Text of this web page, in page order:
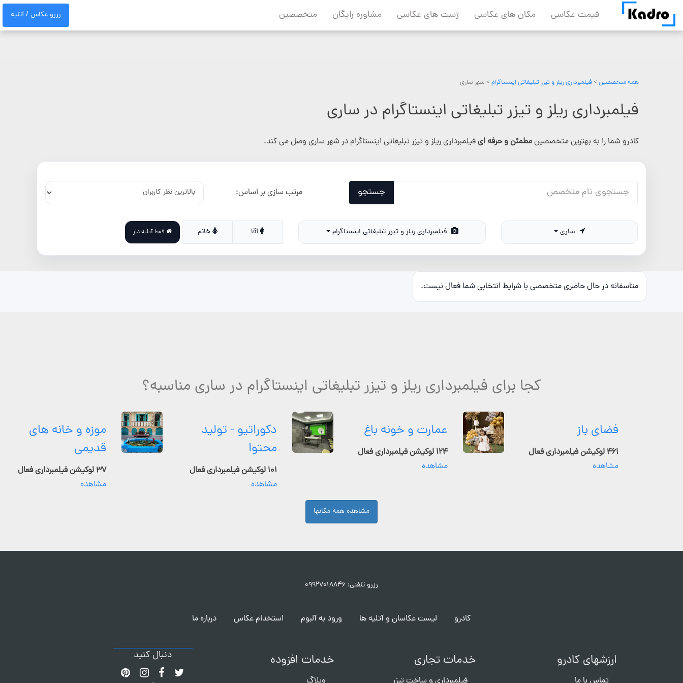
content
قیمت عکاسی مکان های عکاسی ژست های عکاسی مشاوره رایگان متخصصین رزرو عکاس / آتلیه
همه متخصصین >فیلمبرداری ریلز و تیزر تبلیغاتی اینستاگرام > شهر ساری
فیلمبرداری ریلز و تیزر تبلیغاتی اینستاگرام در ساری
کادرو شما را به بهترین متخصصینمطمئن و حرفه ایفیلمبرداری ریلز و تیزر تبلیغاتی اینستاگرام در شهر ساری وصل می کند.
جستجو مرتب سازی بر اساس:
فیلمبرداری ریلز و تیزر تبلیغاتی اینستاگرام آقا خانم فقط آتلیه دار
متاسفانه در حال حاضری متخصصی با شرایط انتخابی شما فعال نیست.
کجا برای فیلمبرداری ریلز و تیزر تبلیغاتی اینستاگرام در ساری مناسبه؟
فضای باز
۴۶۱ لوکیشن فیلمبرداری فعال
مشاهده
عمارت و خونه باغ
۱۲۴ لوکیشن فیلمبرداری فعال
مشاهده
دکوراتیو - تولید
محتوا
۱۰۱ لوکیشن فیلمبرداری فعال
مشاهده
موزه و خانه های
قدیمی
۳۷ لوکیشن فیلمبرداری فعال
مشاهده
مشاهده همه مکانها
رزرو تلفنی: ۰۹۹۲۷۰۱۸۸۴۶
کادرو لیست عکاسان و آتلیه ها ورود به آلبوم استخدام عکاس درباره ما
ارزشهای کادرو خدمات تجاری خدمات افزوده دنبال کنید